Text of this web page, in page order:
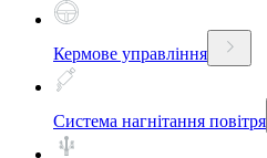
Кермове управління
Система нагнітання повітря